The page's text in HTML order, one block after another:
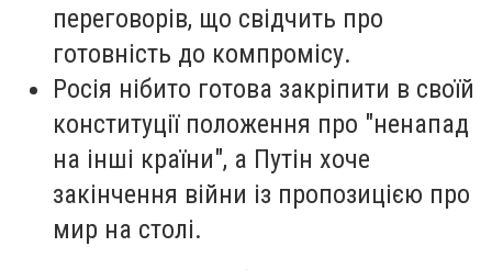
переговорів, що свідчить про
готовність до компромісу.
Росія нібито готова закріпити в своїй
конституції положення про "ненапад
на інші країни", а Путін хоче
закінчення війни із пропозицією про
мир на столі.